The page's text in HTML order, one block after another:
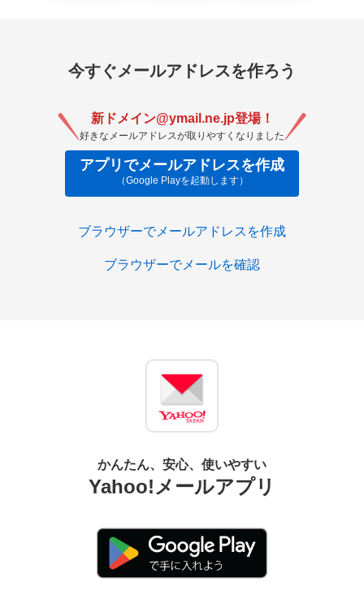
今すぐメールアドレスを作ろう
新ドメイン@ymail.ne.jp登場！
好きなメールアドレスが取りやすくなりました
アプリでメールアドレスを作成
（Google Playを起動します）
ブラウザーでメールアドレスを作成
ブラウザーでメールを確認
かんたん、安心、使いやすい
Yahoo!メールアプリ